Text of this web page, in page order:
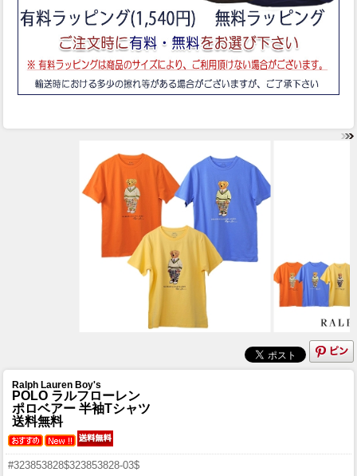
Ralph Lauren Boy's
POLO ラルフローレン
ポロベアー 半袖Tシャツ
送料無料
#323853828$323853828-03$